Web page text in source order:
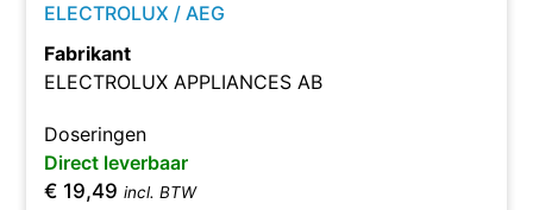
ELECTROLUX / AEG
Fabrikant
ELECTROLUX APPLIANCES AB
Doseringen
Direct leverbaar
€ 19,49 incl. BTW